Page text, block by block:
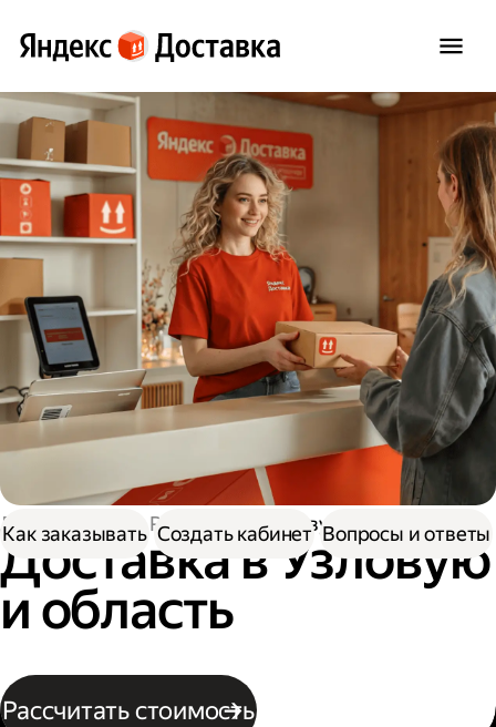
Доставка По России В Узловую
Доставка в Узловую
и область
Рассчитать стоимость
Как заказывать Создать кабинет Вопросы и ответы